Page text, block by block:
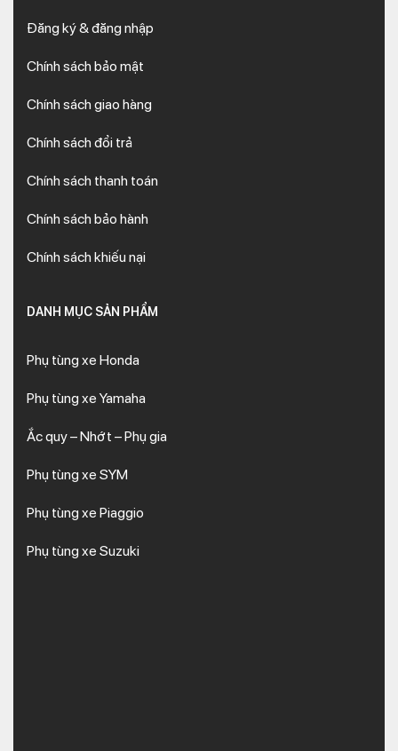
Đăng ký & đăng nhập
Chính sách bảo mật
Chính sách giao hàng
Chính sách đổi trả
Chính sách thanh toán
Chính sách bảo hành
Chính sách khiếu nại
DANH MỤC SẢN PHẨM
Phụ tùng xe Honda
Phụ tùng xe Yamaha
Ắc quy – Nhớt – Phụ gia
Phụ tùng xe SYM
Phụ tùng xe Piaggio
Phụ tùng xe Suzuki